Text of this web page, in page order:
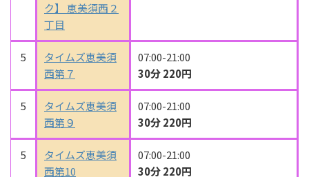
ク】 恵美須西２
丁目
5
タイムズ恵美須
西第７
07:00-21:00
30分 220円
5
タイムズ恵美須
西第９
07:00-21:00
30分 220円
5
タイムズ恵美須
西第10
07:00-21:00
30分 220円